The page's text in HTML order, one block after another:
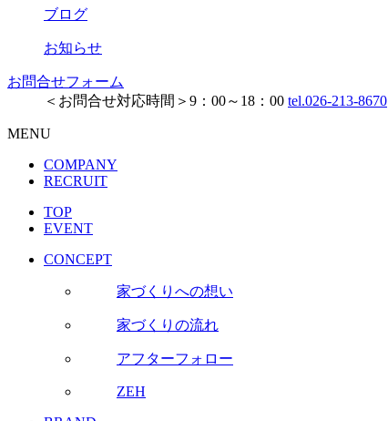
ブログ
お知らせ
お問合せフォーム
＜お問合せ対応時間＞9：00～18：00 tel.026-213-8670
MENU
COMPANY
RECRUIT
TOP
EVENT
CONCEPT
家づくりへの想い
家づくりの流れ
アフターフォロー
ZEH